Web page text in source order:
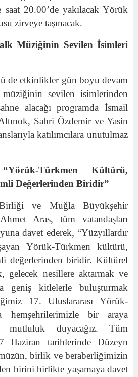
20.00’de yakılacak Yörük
zirveye taşınacak.
Müziğinin Sevilen İsimleri
de etkinlikler gün boyu devam
sevilen isimlerinden
alacağı programda İsmail
Sabri Özdemir ve Yasin
katılımcılara unutulmaz
Türkmen Kültürü,
Değerlerinden Biridir”
ve Muğla Büyükşehir
Aras, tüm vatandaşları
davet ederek, “Yüzyıllardır
Yörük-Türkmen kültürü,
değerlerinden biridir. Kültürel
gelecek nesillere aktarmak ve
geniş kitlelerle buluşturmak
17. Uluslararası Yörük-
hemşehrilerimizle bir araya
mutluluk duyacağız. Tüm
7 Haziran tarihlerinde Düzeyn
birlik ve beraberliğimizin
birini birlikte yaşamaya davet